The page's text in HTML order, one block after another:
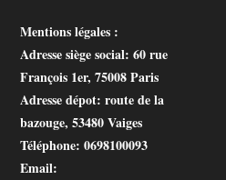
Mentions légales :
Adresse siège social: 60 rue
François 1er, 75008 Paris
Adresse dépot: route de la
bazouge, 53480 Vaiges
Téléphone: 0698100093
Email: